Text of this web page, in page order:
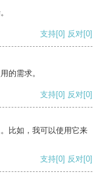
支持[0] 反对[0]
的需求。
支持[0] 反对[0]
比如，我可以使用它来
支持[0] 反对[0]